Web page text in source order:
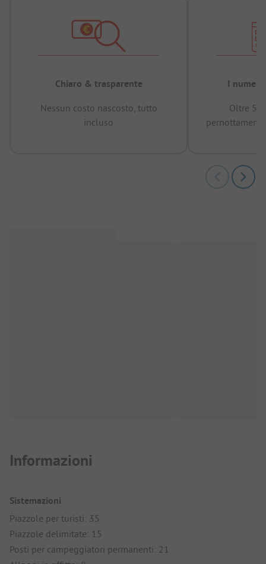
Chiaro & trasparente
Nessun costo nascosto, tutto
incluso
I numeri
Oltre
Informazioni
Sistemazioni
Piazzole per turisti: 35
Piazzole delimitate: 15
Posti per campeggiatori permanenti: 21